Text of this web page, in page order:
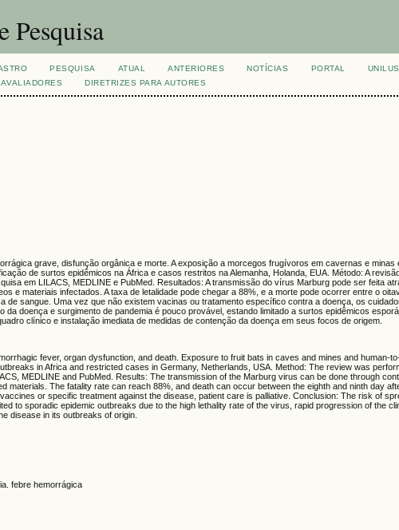
Pesquisa
PESQUISA ATUAL ANTERIORES NOTÍCIAS PORTAL UNILUS
DIRETRIZES PARA AUTORES
grave, disfunção orgânica e morte. A exposição a morcegos frugívoros em cavernas e minas
de surtos epidêmicos na África e casos restritos na Alemanha, Holanda, EUA. Método: A
em LILACS, MEDLINE e PubMed. Resultados: A transmissão do vírus Marburg pode ser feita
e materiais infectados. A taxa de letalidade pode chegar a 88%, e a morte pode ocorrer entre o
de sangue. Uma vez que não existem vacinas ou tratamento específico contra a doença, os
da doença e surgimento de pandemia é pouco provável, estando limitado a surtos epidêmicos
clínico e instalação imediata de medidas de contenção da doença em seus focos de origem.
fever, organ dysfunction, and death. Exposure to fruit bats in caves and mines and human-
in Africa and restricted cases in Germany, Netherlands, USA. Method: The review was
MEDLINE and PubMed. Results: The transmission of the Marburg virus can be done through
materials. The fatality rate can reach 88%, and death can occur between the eighth and ninth day
or specific treatment against the disease, patient care is palliative. Conclusion: The risk of
to sporadic epidemic outbreaks due to the high lethality rate of the virus, rapid progression of the
disease in its outbreaks of origin.
febre hemorrágica